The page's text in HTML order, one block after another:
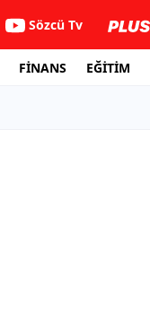
Sözcü Tv
FİNANS EĞİTİM